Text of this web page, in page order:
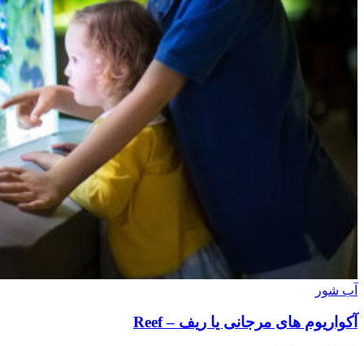
آب شور
آکواریوم های مرجانی یا ریف – Reef